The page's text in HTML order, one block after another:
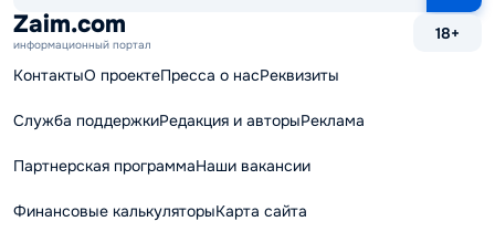
сайту
Zaim.com
информационный портал
18+
КонтактыО проектеПресса о насРеквизиты
Служба поддержкиРедакция и авторыРеклама
Партнерская программаНаши вакансии
Финансовые калькуляторыКарта сайта